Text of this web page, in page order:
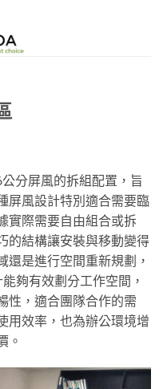
分屏風的拆組配置，旨
屏風設計特別適合需要臨
實際需要自由組合或拆
的結構讓安裝與移動變得
還是進行空間重新規劃，
夠有效劃分工作空間，
性，適合團隊合作的需
用效率，也為辦公環境增
。